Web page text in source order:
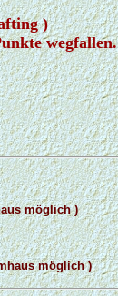
)
wegfallen.
möglich )
möglich )